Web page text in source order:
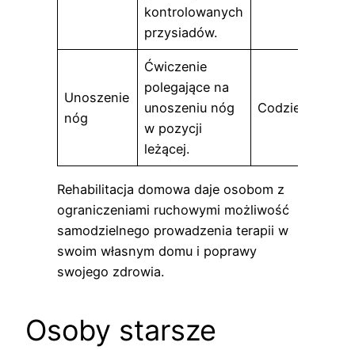
kontrolowanych
przysiadów.
Unoszenie
nóg
Ćwiczenie
polegające na
unoszeniu nóg
w pozycji
leżącej.
Codziennie
Rehabilitacja domowa daje osobom z
ograniczeniami ruchowymi możliwość
samodzielnego prowadzenia terapii w
swoim własnym domu i poprawy
swojego zdrowia.
Osoby starsze